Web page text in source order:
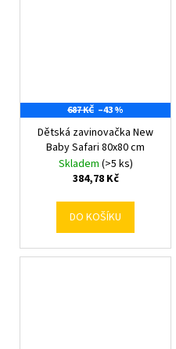
687 KČ –43 %
Dětská zavinovačka New
Baby Safari 80x80 cm
Skladem (>5 ks)
384,78 Kč
DO KOŠÍKU